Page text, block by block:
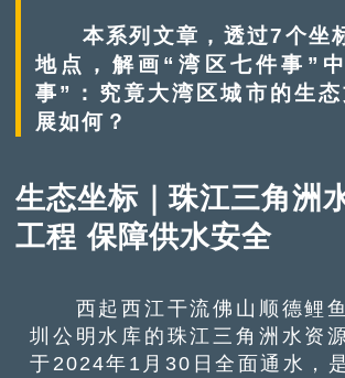
本系列文章，透过7个坐
地点，解画“湾区七件事”
事”：究竟大湾区城市的生
展如何？
生态坐标｜珠江三角洲
工程 保障供水安全
西起西江干流佛山顺德鲤鱼
圳公明水库的珠江三角洲水资
于2024年1月30日全面通水，